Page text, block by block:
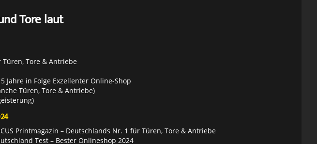
Tore laut
Türen, Tore & Antriebe
Jahre in Folge Exzellenter Online-Shop
Türen, Tore & Antriebe)
Printmagazin – Deutschlands Nr. 1 für Türen, Tore & Antriebe
Test – Bester Onlineshop 2024